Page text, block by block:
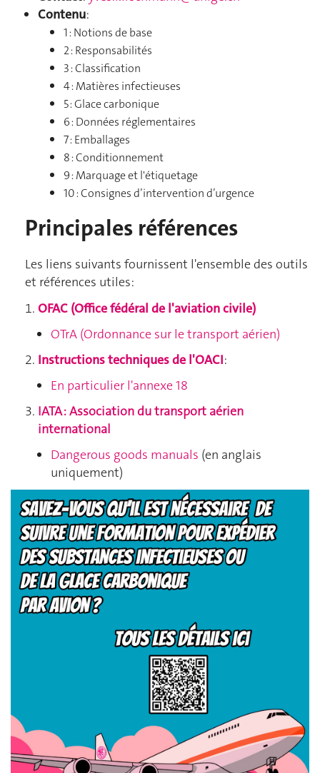
Contenu:
1 : Notions de base
2 : Responsabilités
3 : Classification
4 : Matières infectieuses
5 : Glace carbonique
6 : Données réglementaires
7 : Emballages
8 : Conditionnement
9 : Marquage et l'étiquetage
10 : Consignes d’intervention d’urgence
Principales références
Les liens suivants fournissent l'ensemble des outils
et références utiles:
OFAC (Office fédéral de l'aviation civile)
OTrA (Ordonnance sur le transport aérien)
Instructions techniques de l'OACI:
En particulier l'annexe 18
IATA : Association du transport aérien
international
Dangerous goods manuals (en anglais
uniquement)